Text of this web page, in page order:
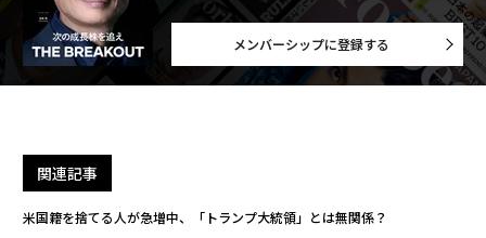
メンバーシップに登録する
関連記事
米国籍を捨てる人が急増中、「トランプ大統領」とは無関係？